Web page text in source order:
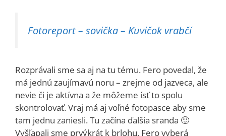
Fotoreport – sovička – Kuvičok vrabčí
Rozprávali sme sa aj na tu tému. Fero povedal, že
má jednú zaujímavú noru – zrejme od jazveca, ale
nevie či je aktívna a že môžeme ísť to spolu
skontrolovať. Vraj má aj voľné fotopasce aby sme
tam jednu zaniesli. Tu začína ďalšia sranda 🙂
Vyšľapali sme prvýkrát k brlohu, Fero vyberá